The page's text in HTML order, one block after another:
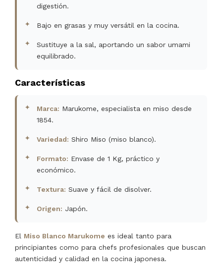
digestión.
Bajo en grasas y muy versátil en la cocina.
Sustituye a la sal, aportando un sabor umami
equilibrado.
Características
Marca: Marukome, especialista en miso desde
1854.
Variedad: Shiro Miso (miso blanco).
Formato: Envase de 1 Kg, práctico y
económico.
Textura: Suave y fácil de disolver.
Origen: Japón.
El Miso Blanco Marukome es ideal tanto para
principiantes como para chefs profesionales que buscan
autenticidad y calidad en la cocina japonesa.